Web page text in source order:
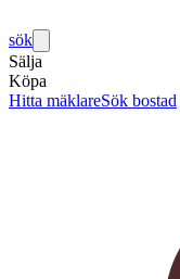
sök
Sälja
Köpa
Hitta mäklareSök bostad